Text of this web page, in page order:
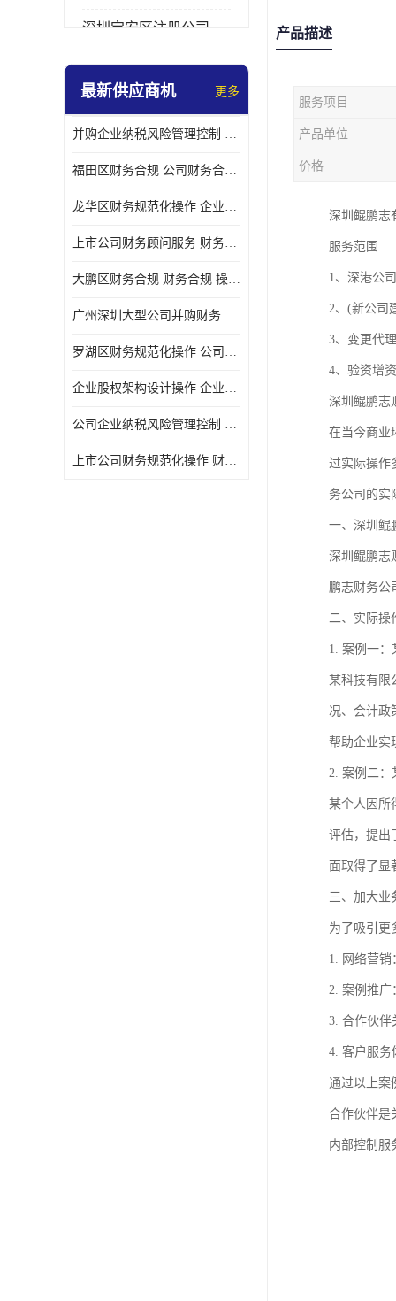
深圳宝安区注册公司
宝安西乡办理营业执照
宝安西乡代理记帐
注册公司
最新供应商机 更多
并购企业纳税风险管理控制 企业纳税风险管理控制 如何操作
福田区财务合规 公司财务合规 如何处理实现税务*风险
龙华区财务规范化操作 企业纳税风险管理控制 操作起来简单易行
上市公司财务顾问服务 财务合规 如何才能达到目标
大鹏区财务合规 财务合规 操作起来简单易行
广州深圳大型公司并购财务顾问 财务规范化操作 办理要多长时间
罗湖区财务规范化操作 公司财务合规 盛莱企管
企业股权架构设计操作 企业纳税风险管理控制 怎样操作税务合规
公司企业纳税风险管理控制 财务顾问 操作起来简单易行
上市公司财务规范化操作 财务规范化操作 如何操作
产品描述
服务项目
产品单位
价格
深圳鲲鹏志
服务范围
1、深港公
2、(新公司
3、变更代
4、验资增
深圳鲲鹏志
在当今商业
过实际操作
务公司的实
一、深圳鲲
深圳鲲鹏志
鹏志财务公
二、实际操
1. 案例一：
某科技有限
况、会计政
帮助企业实
2. 案例二：
某个人因所
评估，提出
面取得了显
三、加大业
为了吸引更
1. 网络营销
2. 案例推广
3. 合作伙伴
4. 客户服务
通过以上案
合作伙伴是
内部控制服